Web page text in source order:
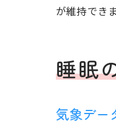
が維持でき
睡眠
気象デー